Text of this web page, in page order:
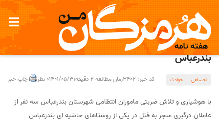
شناسایی و دستگیری عاملان درگیری منجر به قتل در
بندرعباس
اجتماعی حوادث کد خبر: 3402 زمان مطالعه 2 دقیقه 1401/05/310 نظر چاپ خبر
با هوشیاری و تلاش ضربتی ماموران انتظامی شهرستان بندرعباس سه نفر از
عاملان درگیری منجر به قتل در یکی از روستاهای حاشیه ای بندرعباس